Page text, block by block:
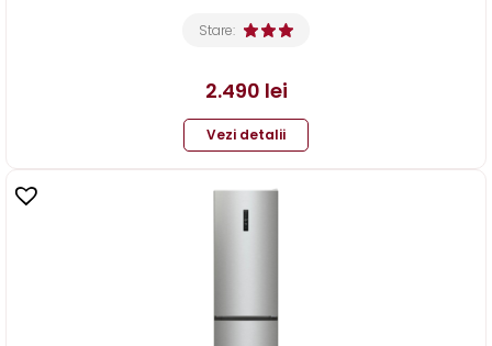
Stare:
2.490 lei
Vezi detalii